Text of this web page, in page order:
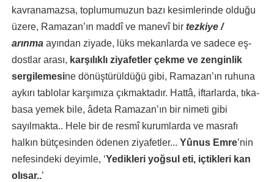
kavranamazsa, toplumumuzun bazı kesimlerinde olduğu
üzere, Ramazan’ın maddî ve manevî bir tezkiye /
arınmaayından ziyade, lüks mekanlarda ve sadece eş-
dostlar arası, karşılıklı ziyafetler çekme ve zenginlik
sergilemesine dönüştürüldüğü gibi, Ramazan’ın ruhuna
aykırı tablolar karşımıza çıkmaktadır. Hattâ, iftarlarda, tıka-
basa yemek bile, âdeta Ramazan’ın bir nimeti gibi
sayılmakta.. Hele bir de resmî kurumlarda ve masrafı
halkın bütçesinden ödenen ziyafetler... Yûnus Emre’nin
nefesindeki deyimle, ‘Yedikleri yoğsul eti, içtikleri kan
olısar..’